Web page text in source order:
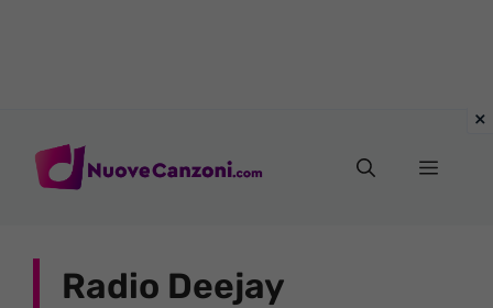
Menu
Radio Deejay